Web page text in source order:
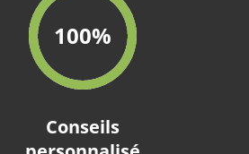
100%
Conseils